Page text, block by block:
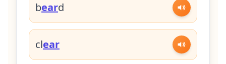
beard
clear